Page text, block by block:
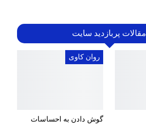
مقالات پربازدید سایت
روان کاوی
گوش دادن به احساسات